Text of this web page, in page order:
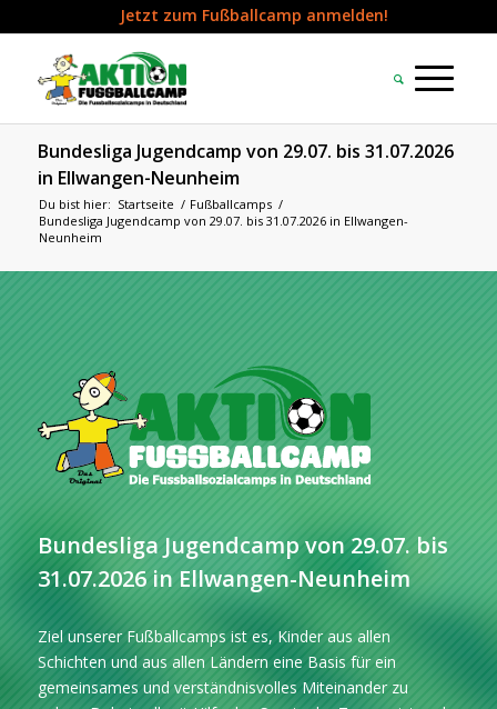
Jetzt zum Fußballcamp anmelden!
Bundesliga Jugendcamp von 29.07. bis 31.07.2026
in Ellwangen-Neunheim
Du bist hier: Startseite / Fußballcamps /
Bundesliga Jugendcamp von 29.07. bis 31.07.2026 in Ellwangen-
Neunheim
Bundesliga Jugendcamp von 29.07. bis
31.07.2026 in Ellwangen-Neunheim
Ziel unserer Fußballcamps ist es, Kinder aus allen
Schichten und aus allen Ländern eine Basis für ein
gemeinsames und verständnisvolles Miteinander zu